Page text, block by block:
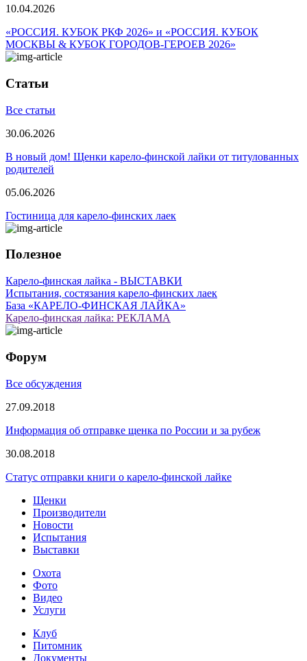
10.04.2026
«РОССИЯ. КУБОК РКФ 2026» и «РОССИЯ. КУБОК
МОСКВЫ & КУБОК ГОРОДОВ-ГЕРОЕВ 2026»
Статьи
Все статьи
30.06.2026
В новый дом! Щенки карело-финской лайки от титулованных
родителей
05.06.2026
Гостиница для карело-финских лаек
Полезное
Карело-финская лайка - ВЫСТАВКИ
Испытания, состязания карело-финских лаек
База «КАРЕЛО-ФИНСКАЯ ЛАЙКА»
Карело-финская лайка: РЕКЛАМА
Форум
Все обсуждения
27.09.2018
Информация об отправке щенка по России и за рубеж
30.08.2018
Статус отправки книги о карело-финской лайке
Щенки
Производители
Новости
Испытания
Выставки
Охота
Фото
Видео
Услуги
Клуб
Питомник
Документы